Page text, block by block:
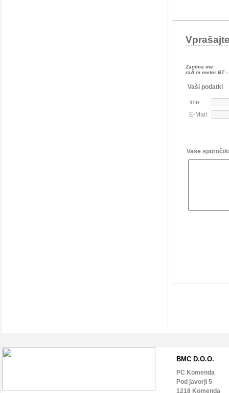
BMC D.O.O.
PC Komenda
Pod javorji 5
1218 Komenda